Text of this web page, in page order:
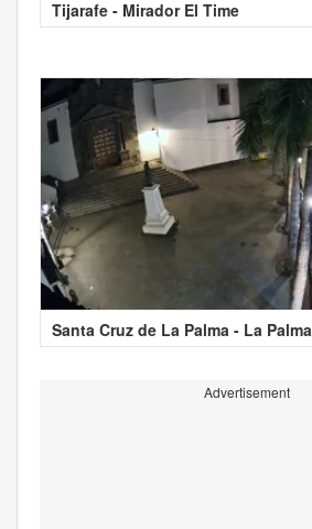
Tijarafe - Mirador El Time
Santa Cruz de La Palma - La Palma
Advertisement